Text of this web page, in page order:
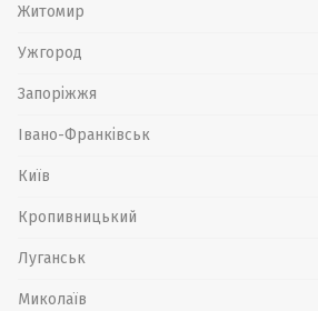
Житомир
Ужгород
Запоріжжя
Івано-Франківськ
Київ
Кропивницький
Луганськ
Миколаїв